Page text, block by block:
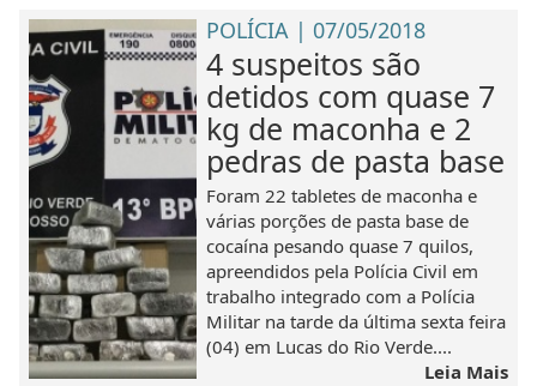
POLÍCIA | 07/05/2018
4 suspeitos são
detidos com quase 7
kg de maconha e 2
pedras de pasta base
Foram 22 tabletes de maconha e
várias porções de pasta base de
cocaína pesando quase 7 quilos,
apreendidos pela Polícia Civil em
trabalho integrado com a Polícia
Militar na tarde da última sexta feira
(04) em Lucas do Rio Verde....
Leia Mais